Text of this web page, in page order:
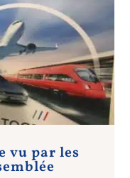
vu par les